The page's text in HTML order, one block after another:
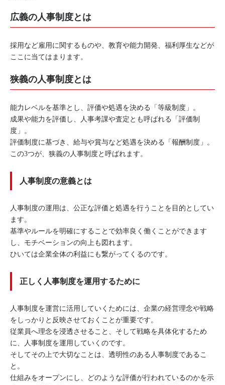
広義の人事制度とは
採用など雇用に関するものや、教育や能力開発、福利厚生などが
ここに当てはまります。
狭義の人事制度とは
能力レベルを基準とし、評価や処遇を決める「等級制度」。
成果や能力を評価し、人事考課や査定とも呼ばれる「評価制
度」。
評価制度に基づき、給与や賞与など処遇を決める「報酬制度」。
この3つが、狭義の人事制度と呼ばれます。
人事制度の意義とは
人事制度の運用は、公正な評価と処遇を行うことを目的としてい
ます。
基準やルールを明確にすることで効率良く働くことができます
し、モチベーションの向上も図れます。
ひいては企業全体の利益にも繋がってくるのです。
正しく人事制度を運用するために
人事制度を運営に活用していくためには、企業の経営理念や戦略
をしっかりと反映させておくことが重要です。
従業員へ理念を浸透させること、そして戦略を具体化するため
に、人事制度を運用していくのです。
そしてその上で大切なことは、透明性のある人事制度であるこ
と。
仕組みをオープンにし、どのような評価が行われているのかを示